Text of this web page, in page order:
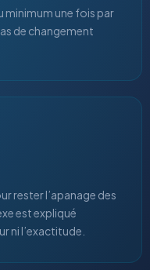
minimum une fois par
de changement
rester l’apanage des
est expliqué
ni l’exactitude.